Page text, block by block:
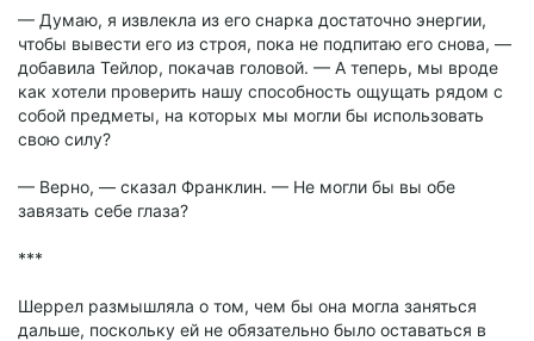
— Думаю, я извлекла из его снарка достаточно энергии,
чтобы вывести его из строя, пока не подпитаю его снова, —
добавила Тейлор, покачав головой. — А теперь, мы вроде
как хотели проверить нашу способность ощущать рядом с
собой предметы, на которых мы могли бы использовать
свою силу?
— Верно, — сказал Франклин. — Не могли бы вы обе
завязать себе глаза?
***
Шеррел размышляла о том, чем бы она могла заняться
дальше, поскольку ей не обязательно было оставаться в